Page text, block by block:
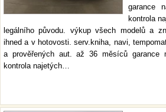
garance
kontrola
legálního původu. výkup všech modelů a
ihned a v hotovosti. serv.kniha, navi,
a prověřených aut. až 36 měsíců garance
kontrola najetých…